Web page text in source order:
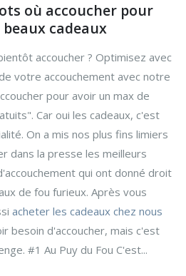
où accoucher pour
cadeaux
accoucher ? Optimisez avec
votre accouchement avec notre
pour avoir un max de
Car oui les cadeaux, c'est
On a mis nos plus fins limiers
dans la presse les meilleurs
qui ont donné droit
de fou furieux. Après vous
acheter les cadeaux chez nous
besoin d'accoucher, mais c'est
#1 Au Puy du Fou C'est...